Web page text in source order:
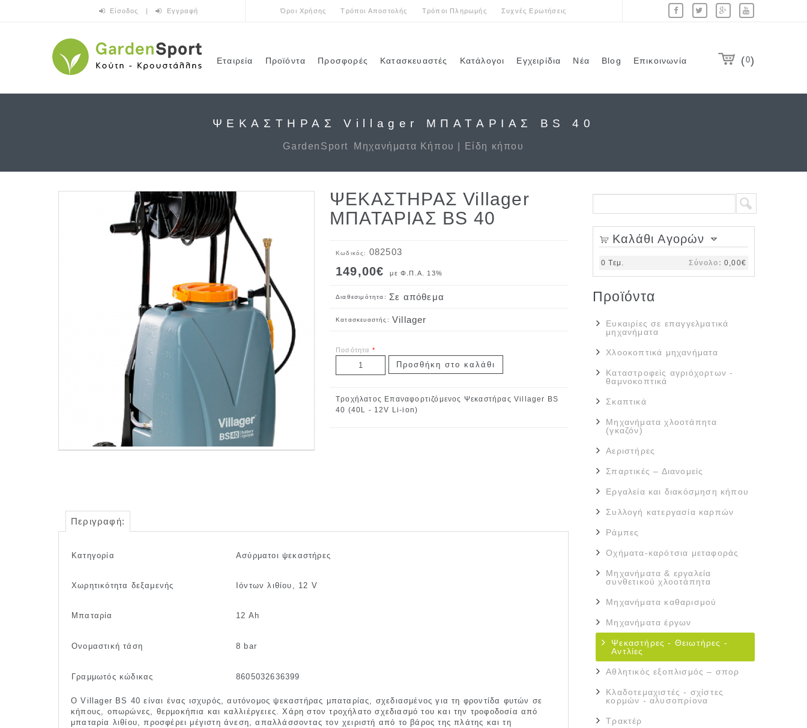
Είσοδος | Εγγραφή Όροι Χρήσης Τρόποι Αποστολής Τρόποι Πληρωμής Συχνές Ερωτήσεις
Εταιρεία Προϊόντα Προσφορές Κατασκευαστές Κατάλογοι Εγχειρίδια Νέα Blog Επικοινωνία 0
ΨΕΚΑΣΤΗΡΑΣ Villager ΜΠΑΤΑΡΙΑΣ BS 40
GardenSport Μηχανήματα Κήπου | Είδη κήπου
ΨΕΚΑΣΤΗΡΑΣ Villager
ΜΠΑΤΑΡΙΑΣ BS 40
Κωδικός: 082503
149,00€ με Φ.Π.Α. 13%
Διαθεσιμότητα: Σε απόθεμα
Κατασκευαστής: Villager
Ποσότητα *
Τροχήλατος Επαναφορτιζόμενος Ψεκαστήρας Villager BS
40 (40L - 12V Li-ion)
Περιγραφή:
Κατηγορία Ασύρματοι ψεκαστήρες
Χωρητικότητα δεξαμενής Ιόντων λιθίου, 12 V
Μπαταρία 12 Ah
Ονομαστική τάση 8 bar
Γραμμωτός κώδικας 8605032636399
Ο Villager BS 40 είναι ένας ισχυρός, αυτόνομος ψεκαστήρας μπαταρίας, σχεδιασμένος για τη φροντίδα φυτών σε
κήπους, οπωρώνες, θερμοκήπια και καλλιέργειες. Χάρη στον τροχήλατο σχεδιασμό του και την τροφοδοσία από
μπαταρία λιθίου, προσφέρει μέγιστη άνεση, απαλλάσσοντας τον χειριστή από το βάρος της πλάτης και τη
Φόρμα αναζήτησης
Καλάθι Αγορών
0 Τεμ. Σύνολο: 0,00€
Προϊόντα
Ευκαιρίες σε επαγγελματικά
μηχανήματα
Χλοοκοπτικά μηχανήματα
Καταστροφείς αγριόχορτων -
θαμνοκοπτικά
Σκαπτικά
Μηχανήματα χλοοτάπητα
(γκαζόν)
Αεριστήρες
Σπαρτικές – Διανομείς
Εργαλεία και διακόσμηση κήπου
Συλλογή κατεργασία καρπών
Ράμπες
Οχήματα-καρότσια μεταφοράς
Μηχανήματα & εργαλεία
συνθετικού χλοοτάπητα
Μηχανήματα καθαρισμού
Μηχανήματα έργων
Ψεκαστήρες - Θειωτήρες -
Αντλίες
Αθλητικός εξοπλισμός – σπορ
Κλαδοτεμαχιστές - σχίστες
κορμών - αλυσοπρίονα
Τρακτέρ